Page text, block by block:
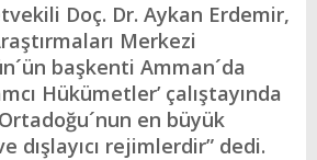
Doç. Dr. Aykan Erdemir,
Merkezi
başkenti Amman´da
Hükümetler’ çalıştayında
en büyük
dışlayıcı rejimlerdir” dedi.